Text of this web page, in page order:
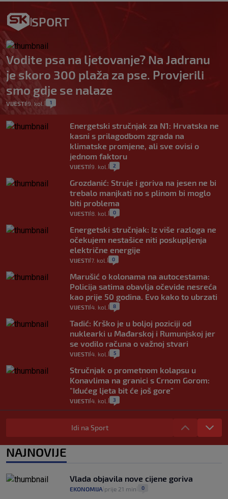
SPORT
Vodite psa na ljetovanje? Na Jadranu
je skoro 300 plaža za pse. Provjerili
smo gdje se nalaze
VIJESTI 9. kol. 1
Energetski stručnjak za N1: Hrvatska ne
kasni s prilagodbom zgrada na
klimatske promjene, ali sve ovisi o
jednom faktoru
VIJESTI 9. kol. 2
Grozdanić: Struje i goriva na jesen ne bi
trebalo manjkati no s plinom bi moglo
biti problema
VIJESTI 8. kol. 0
Energetski stručnjak: Iz više razloga ne
očekujem nestašice niti poskupljenja
električne energije
VIJESTI 7. kol. 0
Marušić o kolonama na autocestama:
Policija satima obavlja očevide nesreća
kao prije 50 godina. Evo kako to ubrzati
VIJESTI 4. kol. 8
Tadić: Krško je u boljoj poziciji od
nuklearki u Mađarskoj i Rumunjskoj jer
se vodilo računa o važnoj stvari
VIJESTI 4. kol. 5
Stručnjak o prometnom kolapsu u
Konavlima na granici s Crnom Gorom:
"Idućeg ljeta bit će još gore"
VIJESTI 4. kol. 3
Iz Hrvatske u Italiju može se i preko
mora. Provjerili smo brodske linije i
2
rajčica košta deset eura: "Nećete ih
vidjeti na akcijama u trgovinama"
3. kol.
Idi na Sport
NAJNOVIJE
Vlada objavila nove cijene goriva
EKONOMIJA prije 21 min 0